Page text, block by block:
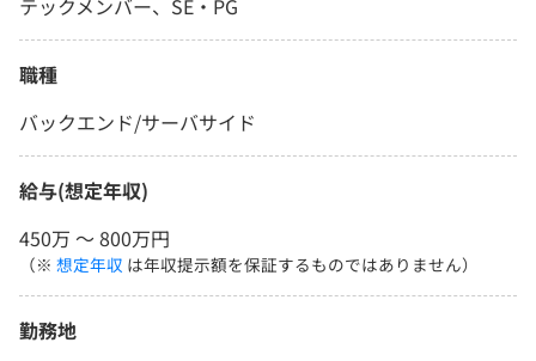
テックメンバー、SE・PG
職種
バックエンド/サーバサイド
給与(想定年収)
450万 〜 800万円
（※ 想定年収 は年収提示額を保証するものではありません）
勤務地